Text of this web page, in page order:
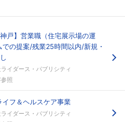
フォローしませんか？
神戸】営業職（住宅展示場の運
の提案/残業25時間以内/新規・
イダース・パブリシティ
照
イフ＆ヘルスケア事業
イダース・パブリシティ